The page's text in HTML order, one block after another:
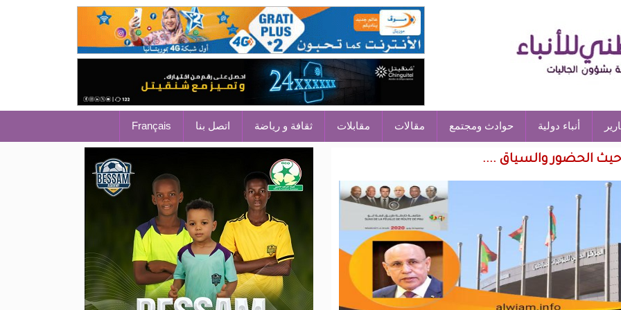
أنباء دولية حوادث ومجتمع مقالات مقابلات ثقافة و رياضة اتصل بنا Français
الحضور والسياق ....